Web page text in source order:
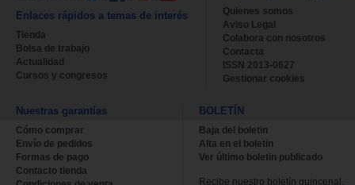
Enlaces rápidos a temas de interés
Tienda
Bolsa de trabajo
Actualidad
Cursos y congresos
Quienes somos
Aviso Legal
Colabora con nosotros
Contacta
ISSN 2013-0627
Gestionar cookies
Nuestras garantías
Cómo comprar
Envío de pedidos
Formas de pago
Contacto tienda
BOLETÍN
Baja del boletin
Alta en el boletin
Ver último boletin publicado
Recibe nuestro boletín quincenal.